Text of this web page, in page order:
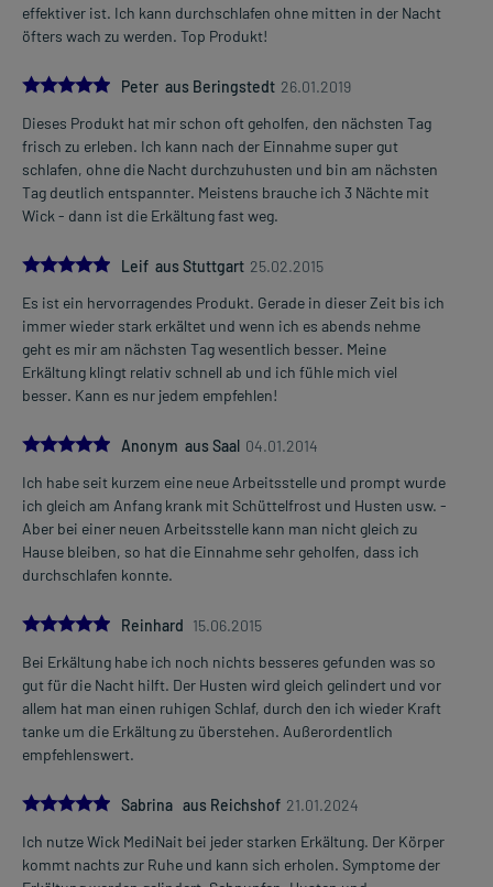
effektiver ist. Ich kann durchschlafen ohne mitten in der Nacht
öfters wach zu werden. Top Produkt!
5.0
Peter aus Beringstedt 26.01.2019
Dieses Produkt hat mir schon oft geholfen, den nächsten Tag
frisch zu erleben. Ich kann nach der Einnahme super gut
schlafen, ohne die Nacht durchzuhusten und bin am nächsten
Tag deutlich entspannter. Meistens brauche ich 3 Nächte mit
Wick - dann ist die Erkältung fast weg.
5.0
Leif aus Stuttgart 25.02.2015
Es ist ein hervorragendes Produkt. Gerade in dieser Zeit bis ich
immer wieder stark erkältet und wenn ich es abends nehme
geht es mir am nächsten Tag wesentlich besser. Meine
Erkältung klingt relativ schnell ab und ich fühle mich viel
besser. Kann es nur jedem empfehlen!
5.0Anonym aus Saal 04.01.2014
Ich habe seit kurzem eine neue Arbeitsstelle und prompt wurde
ich gleich am Anfang krank mit Schüttelfrost und Husten usw. -
Aber bei einer neuen Arbeitsstelle kann man nicht gleich zu
Hause bleiben, so hat die Einnahme sehr geholfen, dass ich
durchschlafen konnte.
5.0
Reinhard 15.06.2015
Bei Erkältung habe ich noch nichts besseres gefunden was so
gut für die Nacht hilft. Der Husten wird gleich gelindert und vor
allem hat man einen ruhigen Schlaf, durch den ich wieder Kraft
tanke um die Erkältung zu überstehen. Außerordentlich
empfehlenswert.
5.0
Sabrina aus Reichshof 21.01.2024
Ich nutze Wick MediNait bei jeder starken Erkältung. Der Körper
kommt nachts zur Ruhe und kann sich erholen. Symptome der